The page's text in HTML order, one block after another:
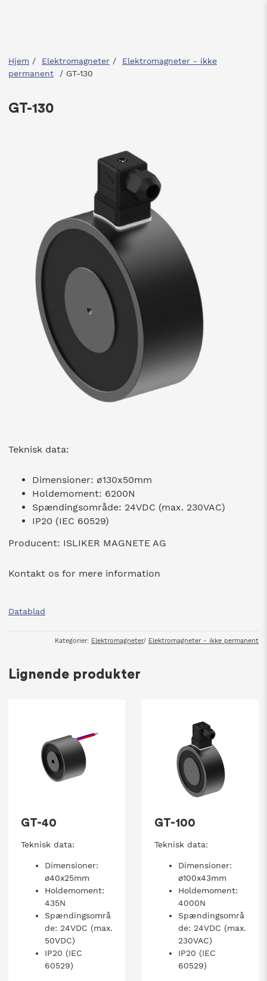
Hjem / Elektromagneter /
Elektromagneter - ikke
permanent
/ GT-130
GT-130
Teknisk data:
Dimensioner: ø130x50mm
Holdemoment: 6200N
Spændingsområde: 24VDC (max. 230VAC)
IP20 (IEC 60529)
Producent: ISLIKER MAGNETE AG
Kontakt os for mere information
Datablad
Kategorier: Elektromagneter/ Elektromagneter - ikke permanent
Lignende produkter
GT-40
Teknisk data:
Dimensioner:
ø40x25mm
Holdemoment:
435N
Spændingsområ
de: 24VDC (max.
50VDC)
IP20 (IEC
60529)
GT-100
Teknisk data:
Dimensioner:
ø100x43mm
Holdemoment:
4000N
Spændingsområ
de: 24VDC (max.
230VAC)
IP20 (IEC
60529)